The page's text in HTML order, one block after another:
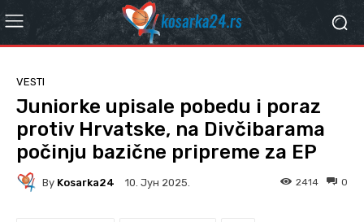
VESTI
Juniorke upisale pobedu i poraz
protiv Hrvatske, na Divčibarama
počinju bazične pripreme za EP
By Kosarka24 10. Јун 2025. 0
2414